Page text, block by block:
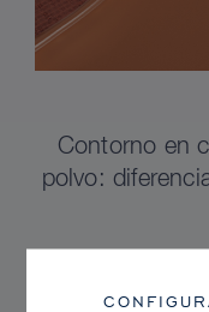
Contorno en
polvo: